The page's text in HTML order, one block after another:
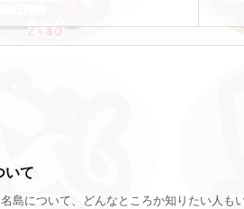
いて
島について、どんなところか知りたい人も